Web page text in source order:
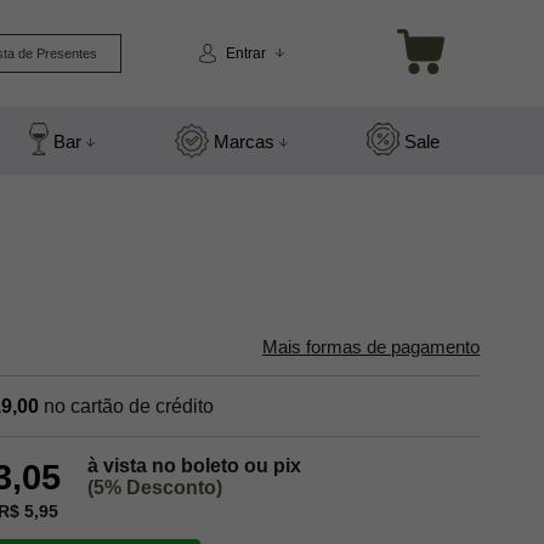
de Presentes Entrar
Bar Marcas Sale
Mais formas de pagamento
no cartão de crédito
à vista no boleto ou pix
(5% Desconto)
5,95